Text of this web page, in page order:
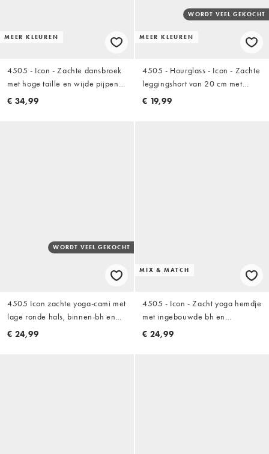
MEER KLEUREN
4505 - Icon - Zachte dansbroek
met hoge taille en wijde pijpen
in chocoladebruin
€ 34,99
MEER KLEUREN
WORDT VEEL GEKOCHT
4505 - Hourglass - Icon - Zachte
leggingshort van 20 cm met
hoge taille in zwart
€ 19,99
WORDT VEEL GEKOCHT
4505 Icon zachte yoga-cami met
lage ronde hals, binnen-bh en
verstelbare bandjes in wit
€ 24,99
MIX & MATCH
4505 - Icon - Zacht yoga hemdje
met ingebouwde bh en
verstelbare bandjes in stormgrijs
€ 24,99